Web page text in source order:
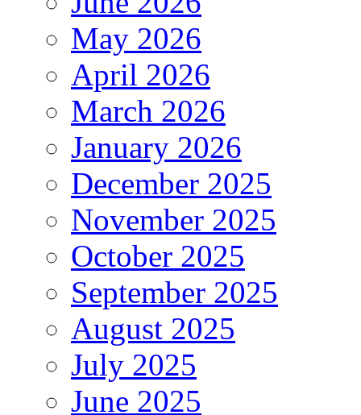
May 2026
April 2026
March 2026
January 2026
December 2025
November 2025
October 2025
September 2025
August 2025
July 2025
June 2025